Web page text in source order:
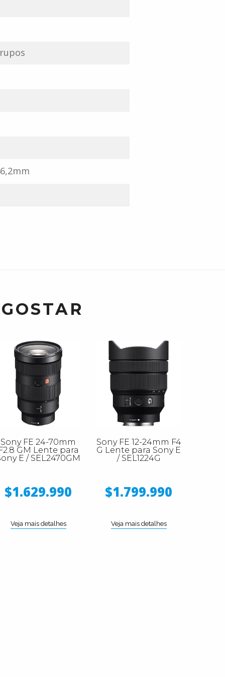
Sony FE 24-70mm
GM Lente para
E / SEL2470GM
$1.629.990
Veja mais detalhes
Sony FE 12-24mm F4
G Lente para Sony E
/ SEL1224G
$1.799.990
Veja mais detalhes